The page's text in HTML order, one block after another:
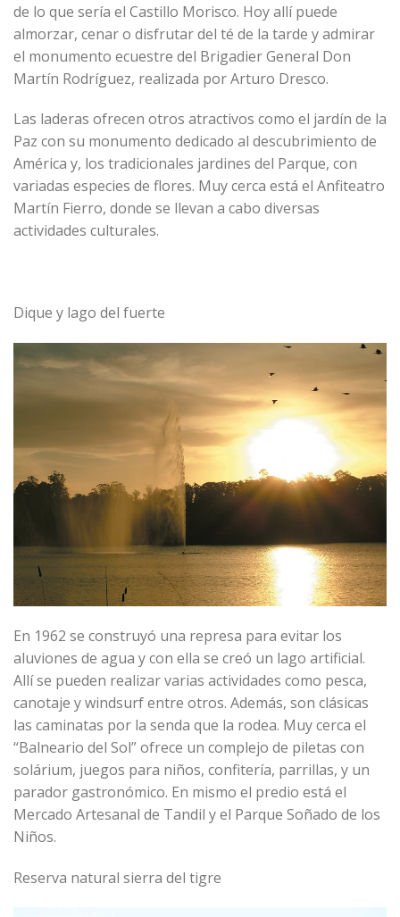
de lo que sería el Castillo Morisco. Hoy allí puede
almorzar, cenar o disfrutar del té de la tarde y admirar
el monumento ecuestre del Brigadier General Don
Martín Rodríguez, realizada por Arturo Dresco.
Las laderas ofrecen otros atractivos como el jardín de la
Paz con su monumento dedicado al descubrimiento de
América y, los tradicionales jardines del Parque, con
variadas especies de flores. Muy cerca está el Anfiteatro
Martín Fierro, donde se llevan a cabo diversas
actividades culturales.
Dique y lago del fuerte
En 1962 se construyó una represa para evitar los
aluviones de agua y con ella se creó un lago artificial.
Allí se pueden realizar varias actividades como pesca,
canotaje y windsurf entre otros. Además, son clásicas
las caminatas por la senda que la rodea. Muy cerca el
“Balneario del Sol” ofrece un complejo de piletas con
solárium, juegos para niños, confitería, parrillas, y un
parador gastronómico. En mismo el predio está el
Mercado Artesanal de Tandil y el Parque Soñado de los
Niños.
Reserva natural sierra del tigre